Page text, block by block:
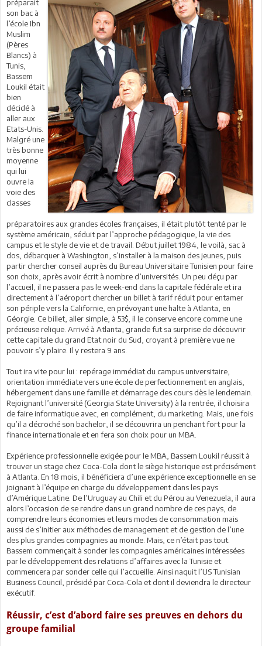
préparait
son bac à
l’école Ibn
Muslim
(Pères
Blancs) à
Tunis,
Bassem
Loukil était
bien
décidé à
aller aux
Etats-Unis.
Malgré une
très bonne
moyenne
qui lui
ouvre la
voie des
classes
préparatoires aux grandes écoles françaises, il était plutôt tenté par le
système américain, séduit par l’approche pédagogique, la vie des
campus et le style de vie et de travail. Début juillet 1984, le voilà, sac à
dos, débarquer à Washington, s’installer à la maison des jeunes, puis
partir chercher conseil auprès du Bureau Universitaire Tunisien pour faire
son choix, après avoir écrit à nombre d’universités. Un peu déçu par
l’accueil, il ne passera pas le week-end dans la capitale fédérale et ira
directement à l’aéroport chercher un billet à tarif réduit pour entamer
son périple vers la Californie, en prévoyant une halte à Atlanta, en
Géorgie. Ce billet, aller simple, à 53$, il le conserve encore comme une
précieuse relique. Arrivé à Atlanta, grande fut sa surprise de découvrir
cette capitale du grand Etat noir du Sud, croyant à première vue ne
pouvoir s’y plaire. Il y restera 9 ans.
Tout ira vite pour lui : repérage immédiat du campus universitaire,
orientation immédiate vers une école de perfectionnement en anglais,
hébergement dans une famille et démarrage des cours dès le lendemain.
Rejoignant l’université (Georgia State University) à la rentrée, il choisira
de faire informatique avec, en complément, du marketing. Mais, une fois
qu’il a décroché son bachelor, il se découvrira un penchant fort pour la
finance internationale et en fera son choix pour un MBA.
Expérience professionnelle exigée pour le MBA, Bassem Loukil réussit à
trouver un stage chez Coca-Cola dont le siège historique est précisément
à Atlanta. En 18 mois, il bénéficiera d’une expérience exceptionnelle en se
joignant à l’équipe en charge du développement dans les pays
d’Amérique Latine. De l’Uruguay au Chili et du Pérou au Venezuela, il aura
alors l’occasion de se rendre dans un grand nombre de ces pays, de
comprendre leurs économies et leurs modes de consommation mais
aussi de s’initier aux méthodes de management et de gestion de l’une
des plus grandes compagnies au monde. Mais, ce n’était pas tout.
Bassem commençait à sonder les compagnies américaines intéressées
par le développement des relations d’affaires avec la Tunisie et
commencera par sonder celle qui l’accueille. Ainsi naquit l’US Tunisian
Business Council, présidé par Coca-Cola et dont il deviendra le directeur
exécutif.
Réussir, c’est d’abord faire ses preuves en dehors du
groupe familial